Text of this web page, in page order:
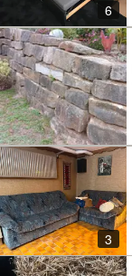
6
3